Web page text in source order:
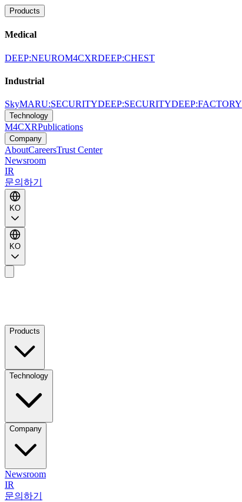
Products
Medical
DEEP:NEUROM4CXRDEEP:CHEST
Industrial
SkyMARU:SECURITYDEEP:SECURITYDEEP:FACTORY
Technology
M4CXRPublications
Company
AboutCareersTrust Center
Newsroom
IR
문의하기
KO
KO
Products
Technology
Company
Newsroom
IR
문의하기